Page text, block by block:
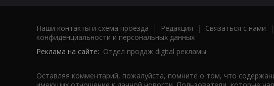
Наши контакты и схема проезда | Редакция | Связаться с нами |
конфиденциальности и персональных данных
Реклама на сайте: Отдел продаж digital рекламы
Оставляя комментарий, пожалуйста, помните о том, что